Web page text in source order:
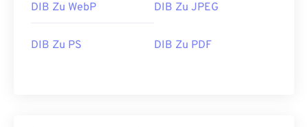
DIB Zu WebP DIB Zu JPEG
DIB Zu PS DIB Zu PDF